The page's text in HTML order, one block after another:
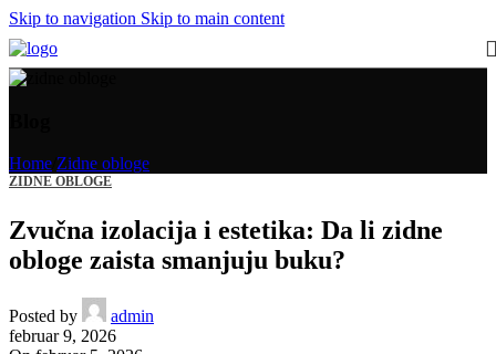
Skip to navigation Skip to main content
Home Zidne obloge
ZIDNE OBLOGE
Zvučna izolacija i estetika: Da li zidne
obloge zaista smanjuju buku?
Posted by
admin
februar 9, 2026